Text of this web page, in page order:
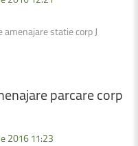
statie corp J
parcarecorp
2016 11:23